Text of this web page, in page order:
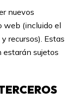
nuevos
web (incluido el
recursos). Estas
sujetos